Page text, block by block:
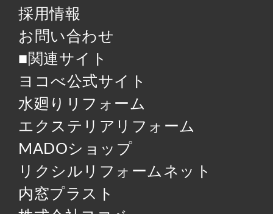
採用情報
お問い合わせ
■関連サイト
ヨコべ公式サイト
水廻りリフォーム
エクステリアリフォーム
MADOショップ
リクシルリフォームネット
内窓プラスト